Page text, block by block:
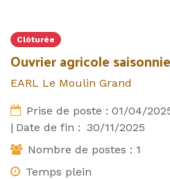
Clôturée
Ouvrier agricole
EARL Le Moulin Grand
Prise de poste : 01/04/
| Date de fin : 30/11/2025
Nombre de postes : 1
Temps plein